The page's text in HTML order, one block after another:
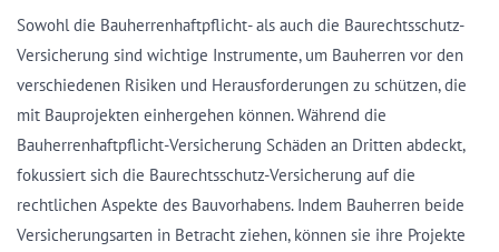
Sowohl die Bauherrenhaftpflicht- als auch die Baurechtsschutz-
Versicherung sind wichtige Instrumente, um Bauherren vor den
verschiedenen Risiken und Herausforderungen zu schützen, die
mit Bauprojekten einhergehen können. Während die
Bauherrenhaftpflicht-Versicherung Schäden an Dritten abdeckt,
fokussiert sich die Baurechtsschutz-Versicherung auf die
rechtlichen Aspekte des Bauvorhabens. Indem Bauherren beide
Versicherungsarten in Betracht ziehen, können sie ihre Projekte